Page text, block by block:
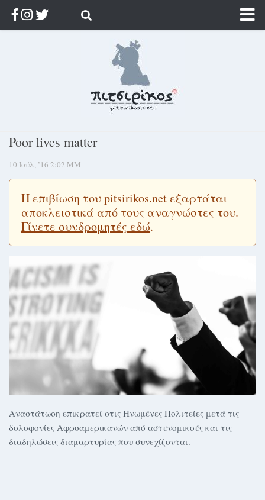
Στοχασμοί & αποφθέγματα
Διαφήμιση
Μόνο για συνδρομητές
Log in
Poor lives matter
10 Ιούλ, ’16 2:02 ΜΜ
Η επιβίωση του pitsirikos.net εξαρτάται
αποκλειστικά από τους αναγνώστες του.
Γίνετε συνδρομητές εδώ.
Αναστάτωση επικρατεί στις Ηνωμένες Πολιτείες μετά τις
δολοφονίες Αφροαμερικανών από αστυνομικούς και τις
διαδηλώσεις διαμαρτυρίας που συνεχίζονται.